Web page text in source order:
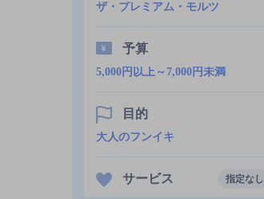
ザ・プレミアム・モルツ
予算
5,000円以上～7,000円未満
目的
大人のフンイキ
サービス 指定なし